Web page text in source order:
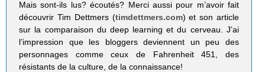
Mais sont-ils lus? écoutés? Merci aussi pour m’avoir fait
découvrir Tim Dettmers (timdettmers.com) et son article
sur la comparaison du deep learning et du cerveau. J’ai
l’impression que les bloggers deviennent un peu des
personnages comme ceux de Fahrenheit 451, des
résistants de la culture, de la connaissance!